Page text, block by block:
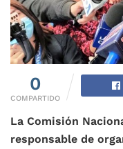
0
COMPARTIDO
La Comisión
responsable de